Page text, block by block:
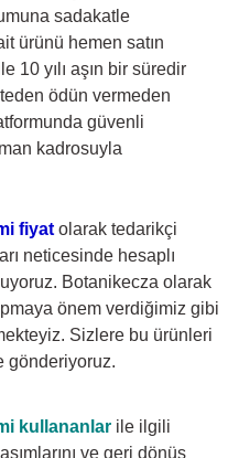
sadakatle
ürünü hemen satın
10 yılı aşın bir süredir
ödün vermeden
güvenli
kadrosuyla
fiyat olarak tedarikçi
neticesinde hesaplı
Botanikecza olarak
önem verdiğimiz gibi
Sizlere bu ürünleri
gönderiyoruz.
kullananlar ile ilgili
ve geri dönüş